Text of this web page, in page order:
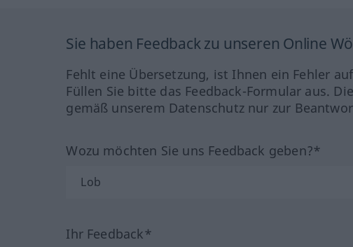
Sie haben Feedback zu unseren Online
Fehlt eine Übersetzung, ist Ihnen ein Fehler
Füllen Sie bitte das Feedback-Formular aus.
gemäß unserem Datenschutz nur zur
Wozu möchten Sie uns Feedback geben?*
Ihr Feedback*